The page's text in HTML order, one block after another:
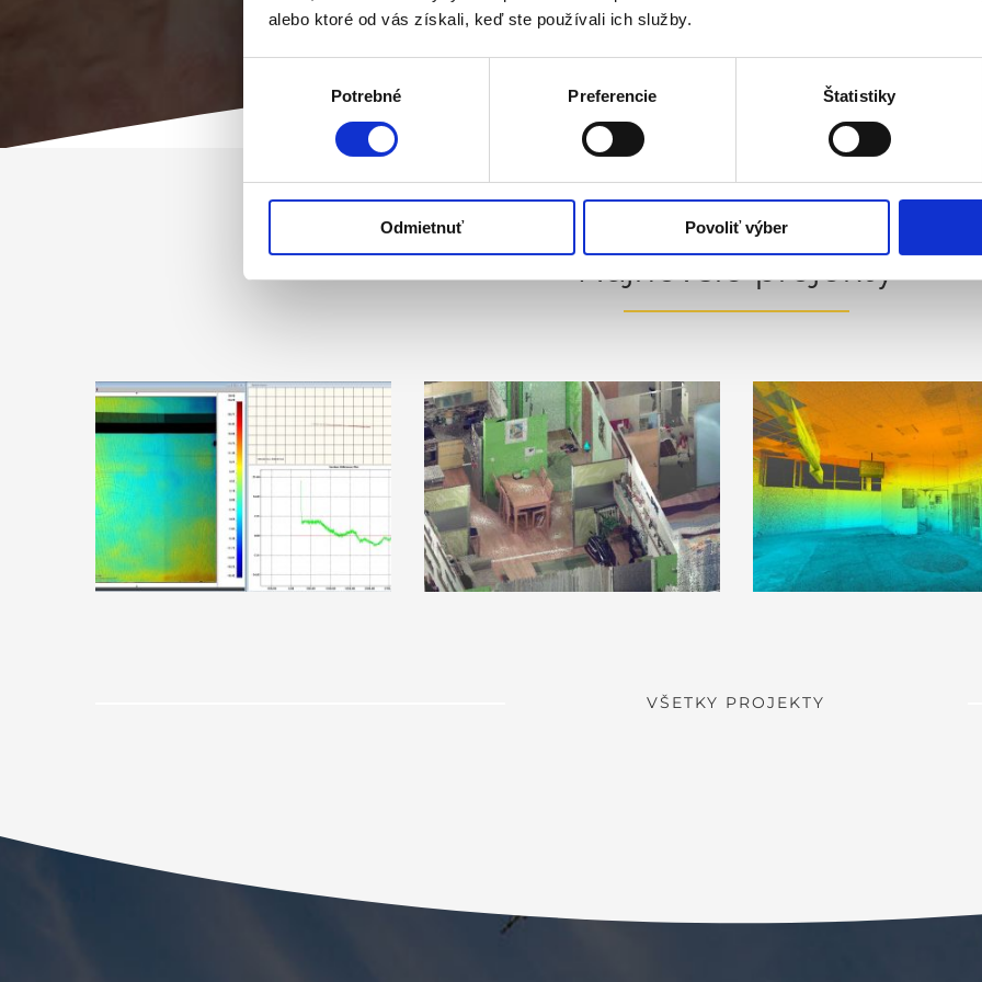
alebo ktoré od vás získali, keď ste používali ich služby.
Potrebné Preferencie Štatistiky
Odmietnuť Povoliť výber
Najnovšie projekty
VŠETKY PROJEKTY